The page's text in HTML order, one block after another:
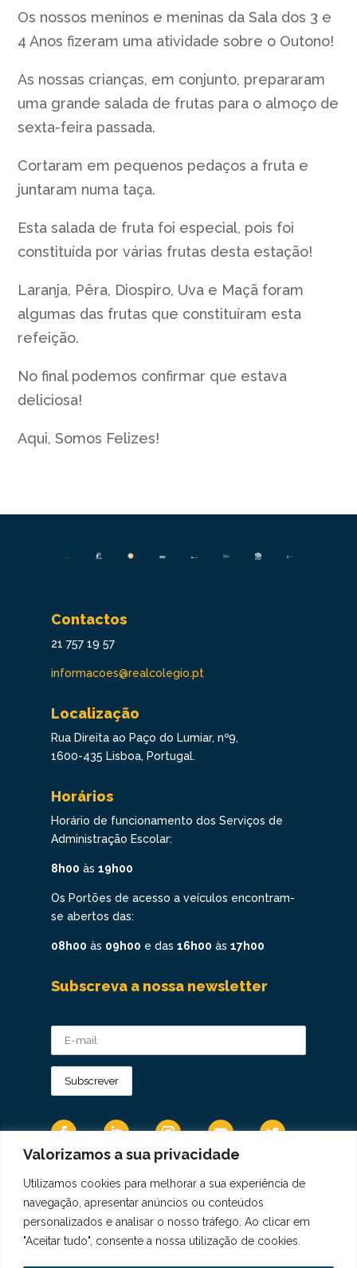
Valorizamos a sua privacidade
Utilizamos cookies para melhorar a sua experiência de
navegação, apresentar anúncios ou conteúdos
personalizados e analisar o nosso tráfego. Ao clicar em
"Aceitar tudo", consente a nossa utilização de cookies.
Os nossos meninos e meninas da Sala dos 3 e
4 Anos fizeram uma atividade sobre o Outono!
As nossas crianças, em conjunto, prepararam
uma grande salada de frutas para o almoço de
sexta-feira passada.
Cortaram em pequenos pedaços a fruta e
juntaram numa taça.
Esta salada de fruta foi especial, pois foi
constituída por várias frutas desta estação!
Laranja, Pêra, Diospiro, Uva e Maçã foram
algumas das frutas que constituíram esta
refeição.
No final podemos confirmar que estava
deliciosa!
Aqui, Somos Felizes!
Contactos
21 757 19 57
informacoes@realcolegio.pt
Localização
Rua Direita ao Paço do Lumiar, nº9,
1600-435 Lisboa, Portugal.
Horários
Horário de funcionamento dos Serviços de
Administração Escolar:
8h00 às 19h00
Os Portões de acesso a veículos encontram-
se abertos das:
08h00 às 09h00 e das 16h00 às 17h00
Subscreva a nossa newsletter
Os Dados Pessoais são tratados de acordo
com a Diretiva 95/46/CE do Regulamento
Geral sobre a Proteção de Dados.
Copyright © 2021 Real Colégio de Portugal.